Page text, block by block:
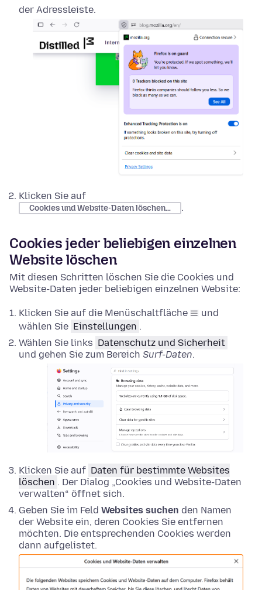
der Adressleiste.
Klicken Sie auf
Cookies und Website-Daten löschen… .
Cookies jeder beliebigen einzelnen
Website löschen
Mit diesen Schritten löschen Sie die Cookies und
Website-Daten jeder beliebigen einzelnen Website:
Klicken Sie auf die Menüschaltfläche
und
wählen Sie Einstellungen .
Wählen Sie links Datenschutz und Sicherheit
und gehen Sie zum Bereich Surf-Daten.
Klicken Sie auf Daten für bestimmte Websites
löschen . Der Dialog „Cookies und Website-Daten
verwalten“ öffnet sich.
Geben Sie im Feld Websites suchen den Namen
der Website ein, deren Cookies Sie entfernen
möchten. Die entsprechenden Cookies werden
dann aufgelistet.